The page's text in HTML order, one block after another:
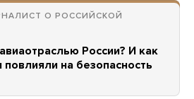
О РОССИЙСКОЙ
России? И как
на безопасность